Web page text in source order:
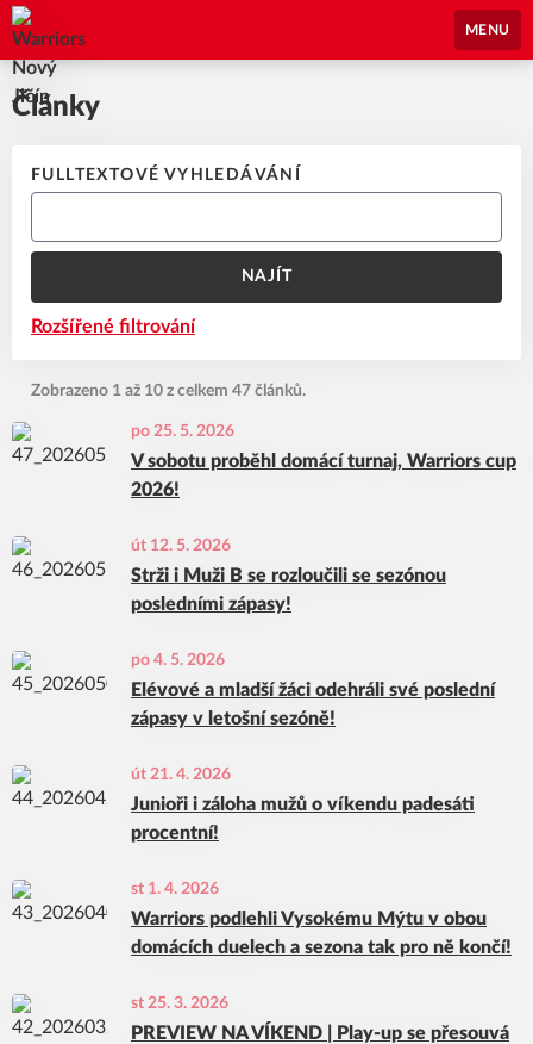
Warriors Nový Jičín
MENU
Články
FULLTEXTOVÉ VYHLEDÁVÁNÍ
NAJÍT
Rozšířené filtrování
Zobrazeno 1 až 10 z celkem 47 článků.
po 25. 5. 2026
V sobotu proběhl domácí turnaj, Warriors cup
2026!
út 12. 5. 2026
Strži i Muži B se rozloučili se sezónou
posledními zápasy!
po 4. 5. 2026
Elévové a mladší žáci odehráli své poslední
zápasy v letošní sezóně!
út 21. 4. 2026
Junioři i záloha mužů o víkendu padesáti
procentní!
st 1. 4. 2026
Warriors podlehli Vysokému Mýtu v obou
domácích duelech a sezona tak pro ně končí!
st 25. 3. 2026
PREVIEW NA VÍKEND | Play-up se přesouvá